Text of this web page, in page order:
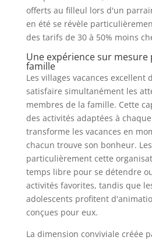
offerts au filleul lors d'un
en été se révèle
des tarifs de 30 à 50% moins
Une expérience sur
famille
Les villages vacances excellent
satisfaire simultanément les
membres de la famille. Cette
des activités adaptées à
transforme les vacances en
chacun trouve son bonheur.
particulièrement cette
temps libre pour se détendre
activités favorites, tandis que
adolescents profitent
conçues pour eux.
La dimension conviviale créée